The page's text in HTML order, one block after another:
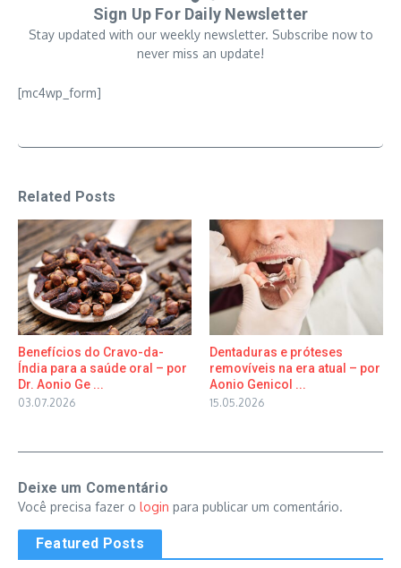
Sign Up For Daily Newsletter
Stay updated with our weekly newsletter. Subscribe now to
never miss an update!
[mc4wp_form]
Related Posts
Benefícios do Cravo-da-
Índia para a saúde oral – por
Dr. Aonio Ge ...
03.07.2026
Dentaduras e próteses
removíveis na era atual – por
Aonio Genicol ...
15.05.2026
Deixe um Comentário
Você precisa fazer o login para publicar um comentário.
Featured Posts